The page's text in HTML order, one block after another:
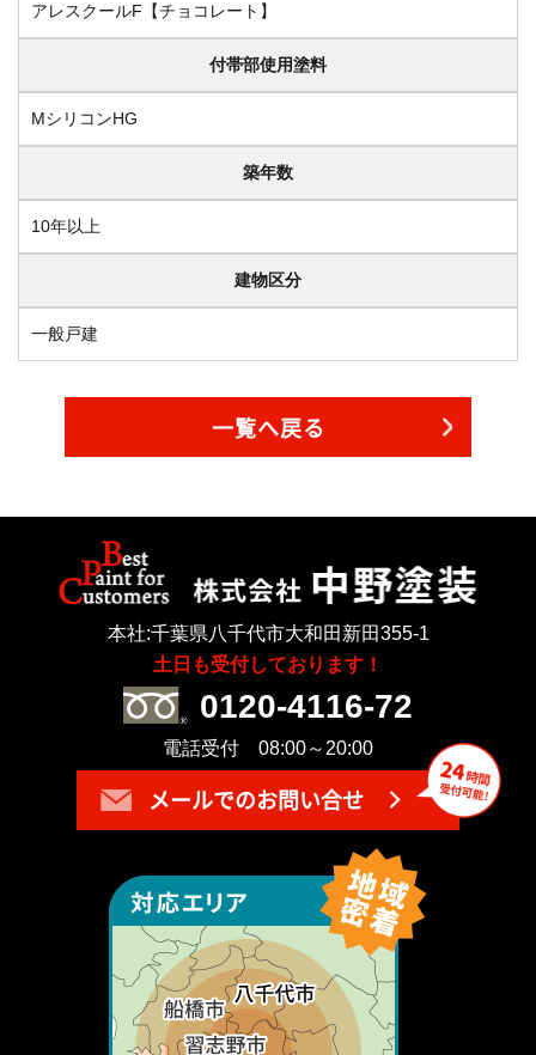
アレスクールF【チョコレート】
付帯部使用塗料
MシリコンHG
築年数
10年以上
建物区分
一般戸建
一覧へ戻る
本社:千葉県八千代市大和田新田355-1
土日も受付しております！
0120-4116-72
電話受付 08:00～20:00
メールでのお問い合せ